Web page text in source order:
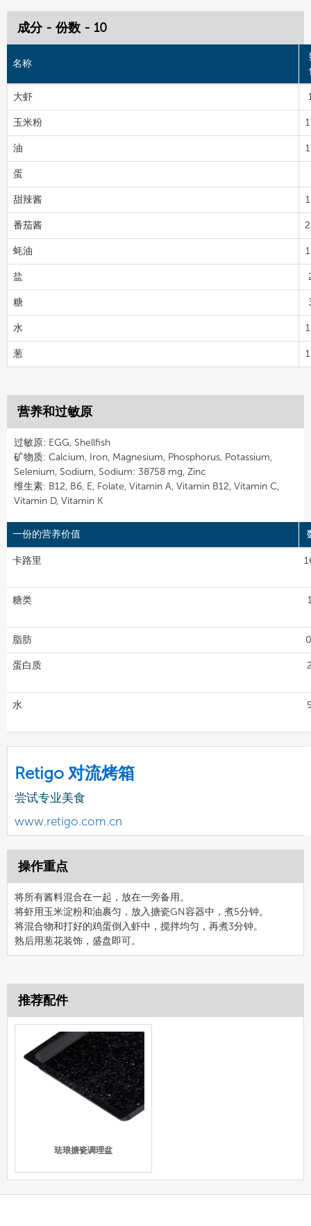
成分 - 份数 - 10
名称
大虾
玉米粉
油
蛋
甜辣酱
番茄酱
蚝油
盐
糖
水
葱
营养和过敏原
过敏原: EGG, Shellfish
矿物质: Calcium, Iron, Magnesium, Phosphorus, Potassium,
Selenium, Sodium, Sodium: 38758 mg, Zinc
维生素: B12, B6, E, Folate, Vitamin A, Vitamin B12, Vitamin C,
Vitamin D, Vitamin K
一份的营养价值
卡路里
糖类
脂肪
蛋白质
水
Retigo 对流烤箱
尝试专业美食
www.retigo.com.cn
操作重点
将所有酱料混合在一起，放在一旁备用。
将虾用玉米淀粉和油裹匀，放入搪瓷GN容器中，煮5分钟。
将混合物和打好的鸡蛋倒入虾中，搅拌均匀，再煮3分钟。
熟后用葱花装饰，盛盘即可。
推荐配件
珐琅搪瓷调理盆